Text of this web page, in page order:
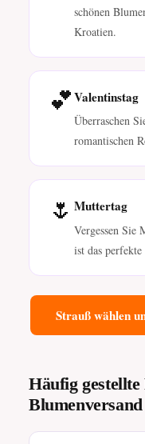
schönen
Kroatien.
💕Valentinstag
Überraschen
romantischen
🌷 Muttertag
Vergessen
ist das
Strauß wählen
Häufig